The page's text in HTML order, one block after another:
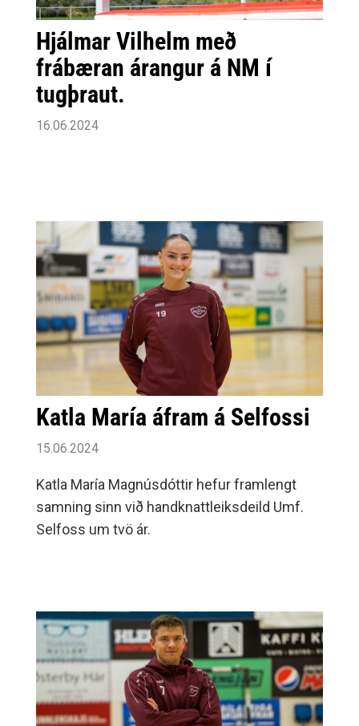
Hjálmar Vilhelm með
frábæran árangur á NM í
tugþraut.
16.06.2024
Katla María áfram á Selfossi
15.06.2024
Katla María Magnúsdóttir hefur framlengt
samning sinn við handknattleiksdeild Umf.
Selfoss um tvö ár.